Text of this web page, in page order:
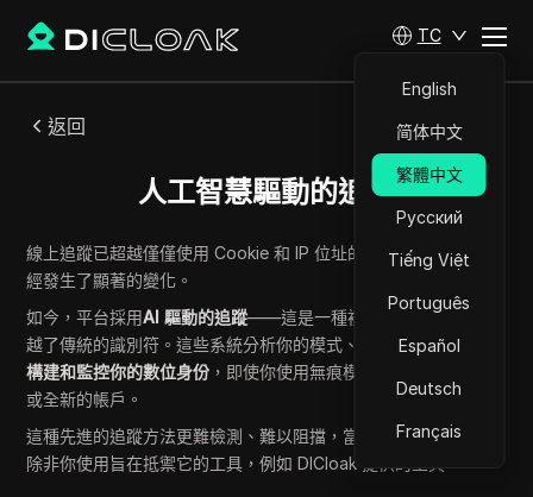
TC
English
简体中文
繁體中文
Русский
Tiếng Việt
Português
Español
Deutsch
Français
返回
人工智慧驅動的追蹤
線上追蹤已超越僅僅使用 Cookie 和 IP 位址的階段。這個領域已
經發生了顯著的變化。
如今，平台採用AI 驅動的追蹤——這是一種複雜的監控形式，超
越了傳統的識別符。這些系統分析你的模式、行為和微互動，以
構建和監控你的數位身份 ，即使你使用無痕模式、不同的瀏覽器
或全新的帳戶。
這種先進的追蹤方法更難檢測、難以阻擋，當然也更難規避——
除非你使用旨在抵禦它的工具，例如 DICloak 提供的工具。